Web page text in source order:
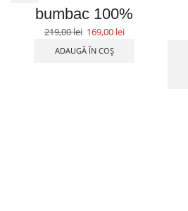
bumbac 100%
219,00lei 169,00 lei
ADAUGĂ ÎN COȘ